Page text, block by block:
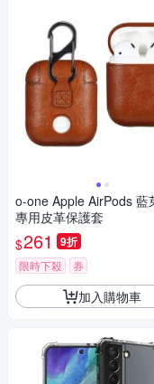
o-one Apple AirPods 藍芽耳機
專用皮革保護套
$261 9折
限時下殺 券
加入購物車